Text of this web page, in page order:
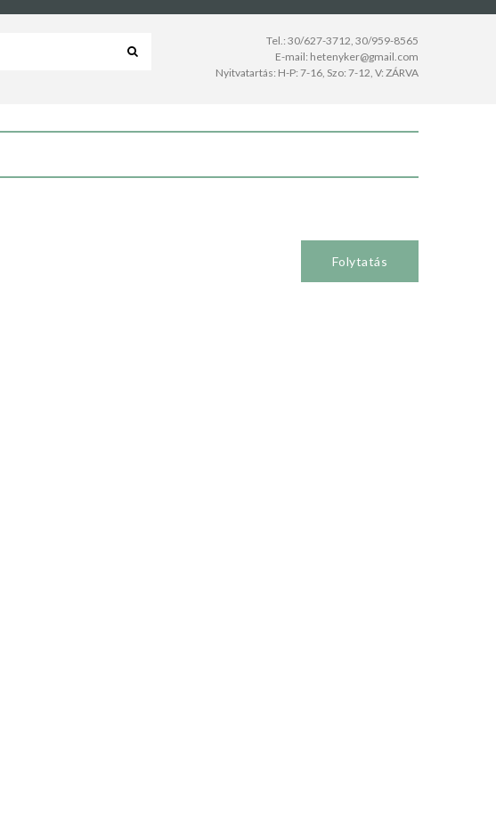
Tel.: 30/627-3712, 30/959-8565
E-mail: hetenyker@gmail.com
Nyitvatartás: H-P: 7-16, Szo: 7-12, V: ZÁRVA
Folytatás